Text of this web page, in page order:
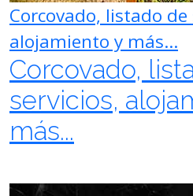
Corcovado, listado de
alojamiento y más...
Corcovado,
servicios,
más...